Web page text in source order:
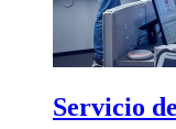
Servicio